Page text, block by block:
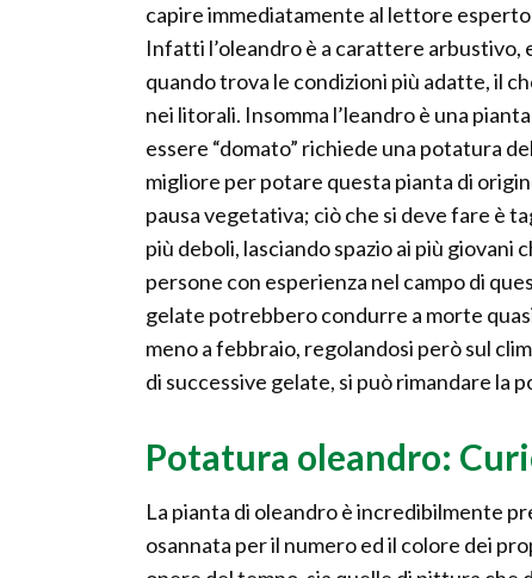
capire immediatamente al lettore
Infatti l’oleandro è a carattere arbustivo,
quando trova le condizioni più adatte, il
nei litorali. Insomma l’leandro è una
essere “domato” richiede una potatura
migliore per potare questa pianta di
pausa vegetativa; ciò che si deve fare è
più deboli, lasciando spazio ai più
persone con esperienza nel campo di
gelate potrebbero condurre a morte
meno a febbraio, regolandosi però sul
di successive gelate, si può rimandare la
Potatura oleandro:
La pianta di oleandro è incredibilmente
osannata per il numero ed il colore dei